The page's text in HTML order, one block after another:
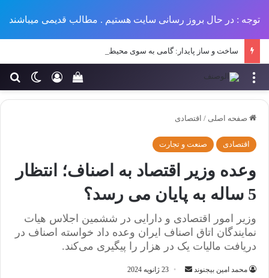
توجه : در حال بروز رسانی سایت هستیم . مطالب قدیمی میباشند
ساخت و ساز پایدار: گامی به سوی محیطی سبزتر و آینده‌ای بهتر
تغییر ورود
سبد خرید خود را منو
صفحه اصلی / اقتصادی
اقتصادی صنعت و تجارت
وعده وزیر اقتصاد به اصناف؛ انتظار
5 ساله به پایان می رسد؟
وزیر امور اقتصادی و دارایی در ششمین اجلاس هیات
نمایندگان اتاق اصناف ایران وعده داد خواسته اصناف در
دریافت مالیات یک در هزار را پیگیری می‌کند.
محمد امین بیجنوند
ارسال23 ژانویه 2024